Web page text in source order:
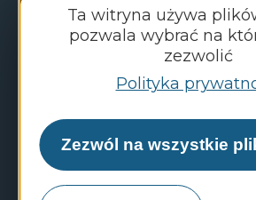
Ta witryna używa
pozwala wybrać na
zezwolić
Polityka
Zezwól na wszystkie
O RAGT
Praca w RAGT
Aktualności Grupy
FAQ: często